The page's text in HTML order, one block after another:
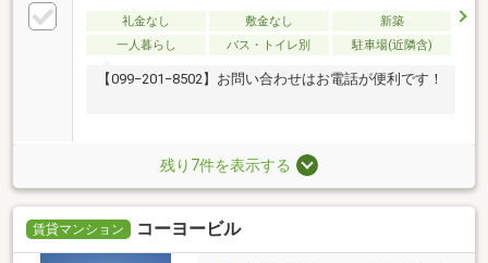
礼金なし 敷金なし
新築
一人暮らし
バス・トイレ別 駐車場(近隣含)
【099−201−8502】お問い合わせはお電話が便利です！
残り7件を表示する
賃貸マンション コーヨービル